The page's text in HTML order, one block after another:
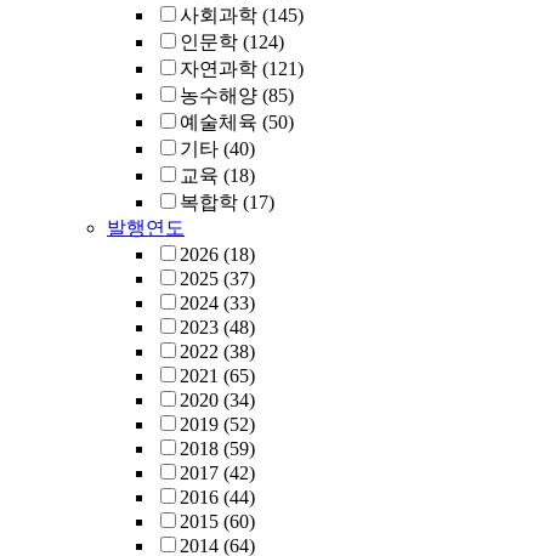
사회과학 (145)
인문학 (124)
자연과학 (121)
농수해양 (85)
예술체육 (50)
기타 (40)
교육 (18)
복합학 (17)
발행연도
2026 (18)
2025 (37)
2024 (33)
2023 (48)
2022 (38)
2021 (65)
2020 (34)
2019 (52)
2018 (59)
2017 (42)
2016 (44)
2015 (60)
2014 (64)